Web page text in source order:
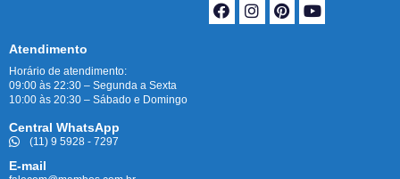
Atendimento
Horário de atendimento:
09:00 às 22:30 – Segunda a Sexta
10:00 às 20:30 – Sábado e Domingo
Central WhatsApp
(11) 9 5928 - 7297
E-mail